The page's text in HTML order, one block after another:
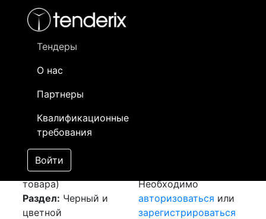
Тендеры
О нас
Партнеры
Квалификационные
требования
Войти
- активный лот
- сохраненный лот (не опубликован)
Закупка: Арматура и
[Завершен]
Победитель выбран
Лот №:3480
АУКЦИОН (покупка
товара)
Раздел: Черный и
цветной
Необходимо
авторизоваться или
зарегистрироваться